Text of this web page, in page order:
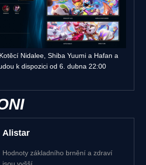
Nidalee, Shiba Yuumi a Hafan a
k dispozici od 6. dubna 22:00
Alistar
Hodnoty základního brnění a zdraví